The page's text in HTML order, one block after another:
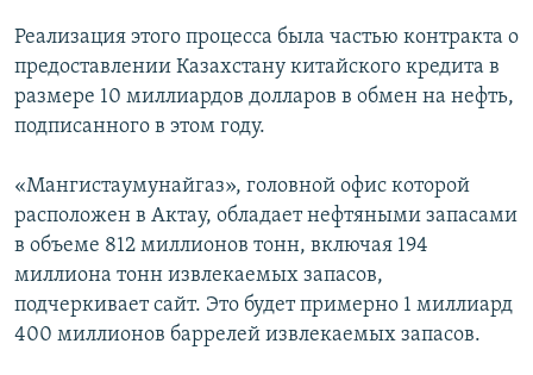
Реализация этого процесса была частью контракта о
предоставлении Казахстану китайского кредита в
размере 10 миллиардов долларов в обмен на нефть,
подписанного в этом году.
«Мангистаумунайгаз», головной офис которой
расположен в Актау, обладает нефтяными запасами
в объеме 812 миллионов тонн, включая 194
миллиона тонн извлекаемых запасов,
подчеркивает сайт. Это будет примерно 1 миллиард
400 миллионов баррелей извлекаемых запасов.